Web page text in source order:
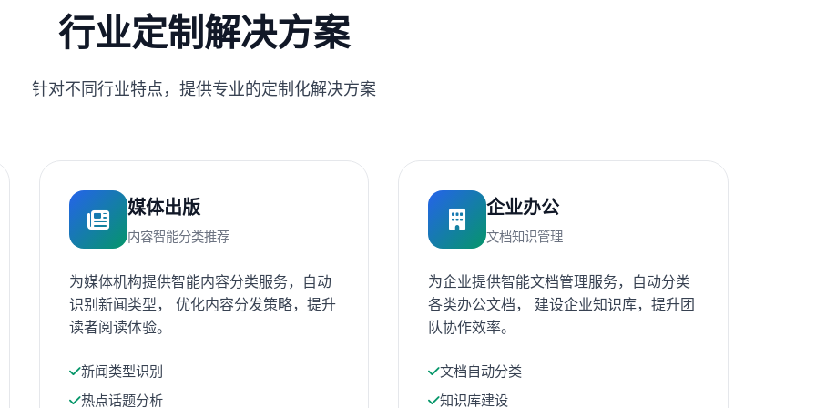
行业定制解决方案
针对不同行业特点，提供专业的定制化解决方案
媒体出版
内容智能分类推荐
为媒体机构提供智能内容分类服务，自动
识别新闻类型， 优化内容分发策略，提升
读者阅读体验。
新闻类型识别
热点话题分析
企业办公
文档知识管理
为企业提供智能文档管理服务，自动分类
各类办公文档， 建设企业知识库，提升团
队协作效率。
文档自动分类
知识库建设